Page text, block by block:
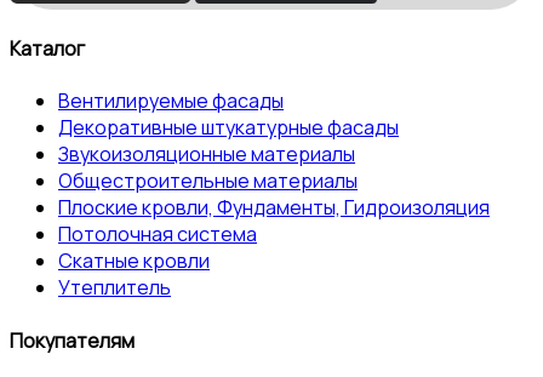
Каталог
Вентилируемые фасады
Декоративные штукатурные фасады
Звукоизоляционные материалы
Общестроительные материалы
Плоские кровли, Фундаменты, Гидроизоляция
Потолочная система
Скатные кровли
Утеплитель
Покупателям